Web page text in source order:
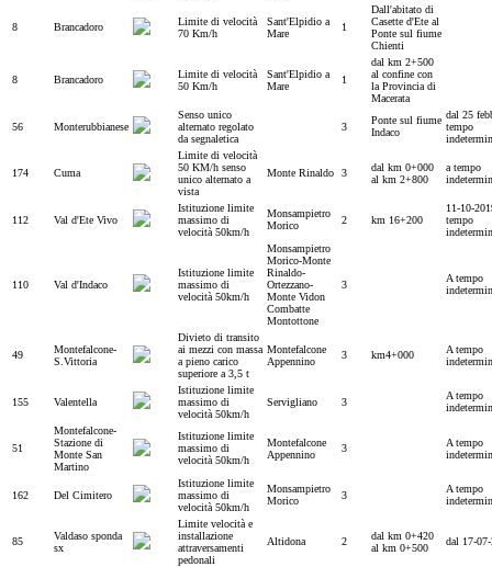
8 Brancadoro
Limite di velocità
70 Km/h
Sant'Elpidio a
Mare
1
Dall'abitato di
Casette d'Ete al
Ponte sul fiume
Chienti
8 Brancadoro
Limite di velocità
50 Km/h
Sant'Elpidio a
Mare
1
dal km 2+500
al confine con
la Provincia di
Macerata
56 Monterubbianese
Senso unico
alternato regolato
da segnaletica
3
Ponte sul fiume
Indaco
dal 25
tempo
174 Cuma
Limite di velocità
50 KM/h senso
unico alternato a
vista
Monte Rinaldo 3
dal km 0+000
al km 2+800
a tempo
112 Val d'Ete Vivo
Istituzione limite
massimo di
velocità 50km/h
Monsampietro
Morico
2 km 16+200
11-10-
tempo
110 Val d'Indaco
Istituzione limite
massimo di
velocità 50km/h
Monsampietro
Morico-Monte
Rinaldo-
Ortezzano-
Monte Vidon
Combatte
Montottone
3
A tempo
49
Montefalcone-
S.Vittoria
Divieto di transito
ai mezzi con massa
a pieno carico
superiore a 3,5 t
Montefalcone
Appennino
3 km4+000
A tempo
155 Valentella
Istituzione limite
massimo di
velocità 50km/h
Servigliano 3
A tempo
51
Montefalcone-
Stazione di
Monte San
Martino
Istituzione limite
massimo di
velocità 50km/h
Montefalcone
Appennino
3
A tempo
162 Del Cimitero
Istituzione limite
massimo di
velocità 50km/h
Monsampietro
Morico
3
A tempo
85
Valdaso sponda
sx
Limite velocità e
installazione
attraversamenti
pedonali
Altidona 2
dal km 0+420
al km 0+500
dal 17-